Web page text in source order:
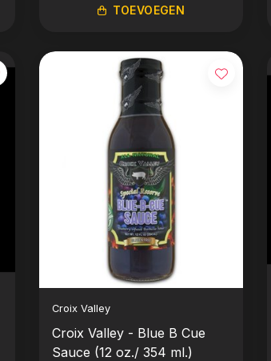
TOEVOEGEN
Croix Valley
Croix Valley - Blue B Cue
Sauce (12 oz./ 354 ml.)